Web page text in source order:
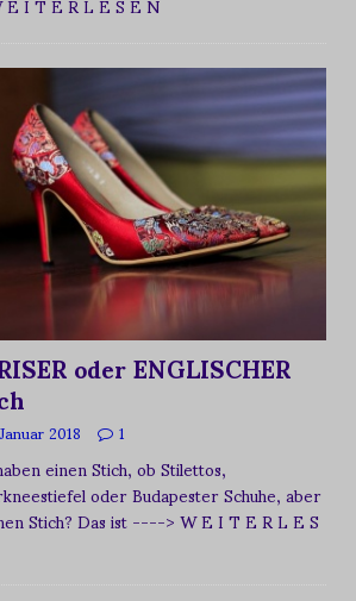
oder ENGLISCHER
2018 1
einen Stich, ob Stilettos,
oder Budapester Schuhe, aber
Stich? Das ist----> W E I T E R L E S